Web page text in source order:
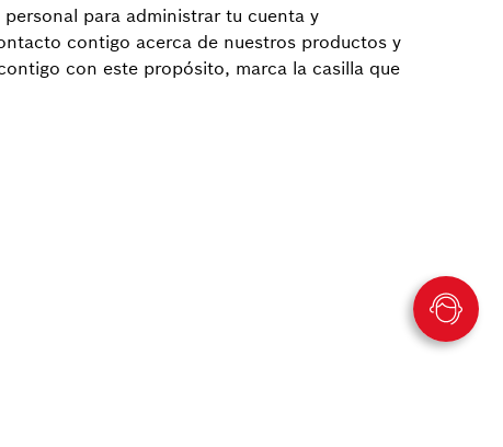
para administrar tu cuenta y
contigo acerca de nuestros productos y
con este propósito, marca la casilla que